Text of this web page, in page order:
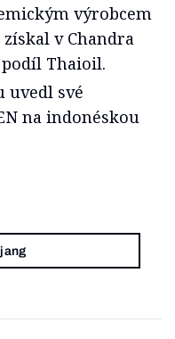
výrobcem
získal v Chandra
Thaioil.
uvedl své
na indonéskou